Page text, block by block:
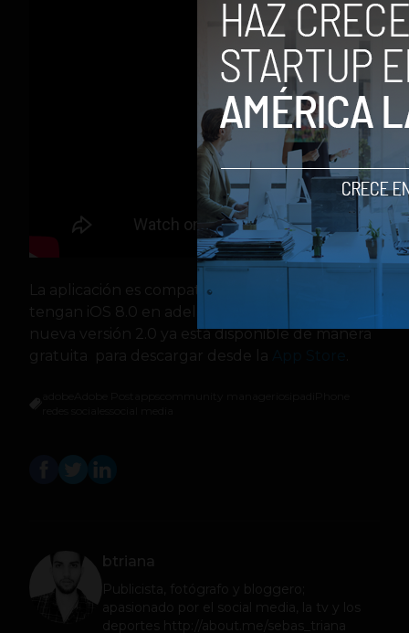
La aplicación es compatible con dispositivos que
tengan iOS 8.0 en adelante, y esta
nueva versión 2.0 ya está disponible de manera
gratuita para descargar desde la
btriana
Publicista, fotógrafo y bloggero;
apasionado por el social media, la tv y los
deportes http://about.me/sebas_triana